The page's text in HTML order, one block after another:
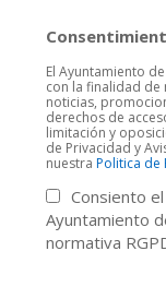
El Ayuntamiento
con la finalidad
noticias,
derechos de
limitación y
de Privacidad y
nuestra Politica de
Consiento
Ayuntamiento
normativa